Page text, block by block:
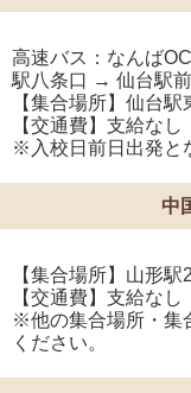
高速バス：なんば
駅八条口 → 仙台駅前
【集合場所】仙台
【交通費】支給なし
※入校日前日出発と
中
【集合場所】山形
【交通費】支給なし
※他の集合場所・集
ください。